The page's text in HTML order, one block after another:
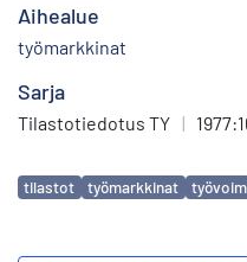
Aihealue
työmarkkinat
Sarja
Tilastotiedotus TY |
Avainsanat
tilastot työmarkkinat